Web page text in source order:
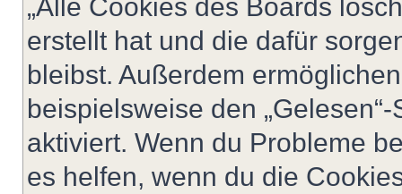
„Alle Cookies des Boards
erstellt hat und die dafür
bleibst. Außerdem
beispielsweise den
aktiviert. Wenn du Probleme
es helfen, wenn du die